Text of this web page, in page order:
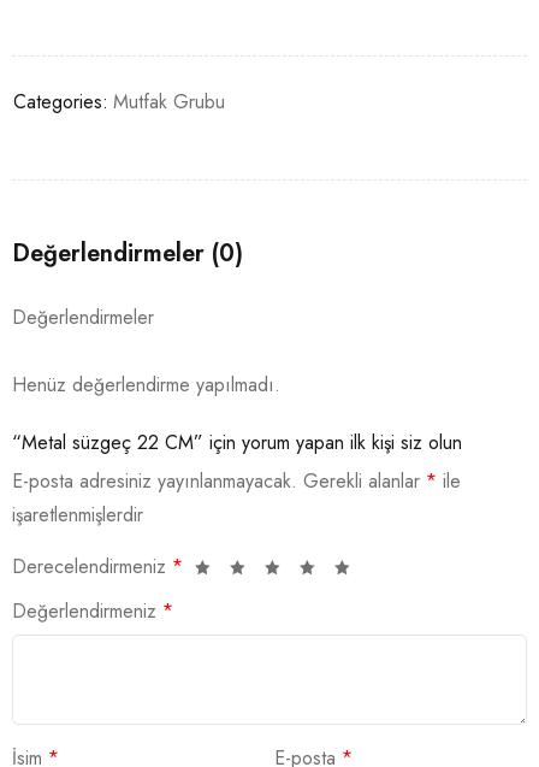
Categories: Mutfak Grubu
Değerlendirmeler (0)
Değerlendirmeler
Henüz değerlendirme yapılmadı.
“Metal süzgeç 22 CM” için yorum yapan ilk kişi siz olun
E-posta adresiniz yayınlanmayacak. Gerekli alanlar * ile
işaretlenmişlerdir
Derecelendirmeniz *
Değerlendirmeniz *
İsim * E-posta *